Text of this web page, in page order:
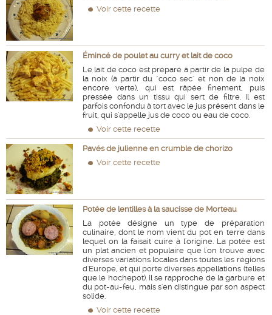
Voir cette recette
Émincé de poulet au curry et lait de coco
Le lait de coco est préparé à partir de la pulpe de
la noix (à partir du "coco sec" et non de la noix
encore verte), qui est râpée finement, puis
pressée dans un tissu qui sert de filtre. Il est
parfois confondu à tort avec le jus présent dans le
fruit, qui s'appelle jus de coco ou eau de coco.
Voir cette recette
Pavés de julienne en crumble de chorizo
Voir cette recette
Potée de lentilles à la saucisse de Morteau
La potée désigne un type de préparation
culinaire, dont le nom vient du pot en terre dans
lequel on la faisait cuire à l'origine. La potée est
un plat ancien et populaire que l'on trouve avec
diverses variations locales dans toutes les régions
d'Europe, et qui porte diverses appellations (telles
que le hochepot). Il se rapproche de la garbure et
du pot-au-feu, mais s'en distingue par son aspect
solide.
Voir cette recette